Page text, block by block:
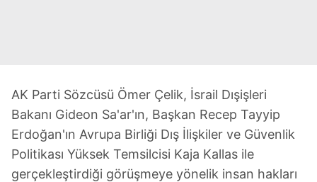
AK Parti Sözcüsü Ömer Çelik, İsrail Dışişleri
Bakanı Gideon Sa'ar'ın, Başkan Recep Tayyip
Erdoğan'ın Avrupa Birliği Dış İlişkiler ve Güvenlik
Politikası Yüksek Temsilcisi Kaja Kallas ile
gerçekleştirdiği görüşmeye yönelik insan hakları